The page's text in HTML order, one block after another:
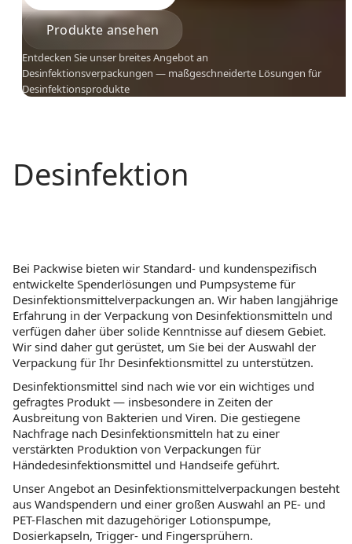
Produkte ansehen
Entdecken Sie unser breites Angebot an
Desinfektionsverpackungen — maßgeschneiderte Lösungen für
Desinfektionsprodukte
Desinfektion
Bei Packwise bieten wir Standard- und kundenspezifisch
entwickelte Spenderlösungen und Pumpsysteme für
Desinfektionsmittelverpackungen an. Wir haben langjährige
Erfahrung in der Verpackung von Desinfektionsmitteln und
verfügen daher über solide Kenntnisse auf diesem Gebiet.
Wir sind daher gut gerüstet, um Sie bei der Auswahl der
Verpackung für Ihr Desinfektionsmittel zu unterstützen.
Desinfektionsmittel sind nach wie vor ein wichtiges und
gefragtes Produkt — insbesondere in Zeiten der
Ausbreitung von Bakterien und Viren. Die gestiegene
Nachfrage nach Desinfektionsmitteln hat zu einer
verstärkten Produktion von Verpackungen für
Händedesinfektionsmittel und Handseife geführt.
Unser Angebot an Desinfektionsmittelverpackungen besteht
aus Wandspendern und einer großen Auswahl an PE- und
PET-Flaschen mit dazugehöriger Lotionspumpe,
Dosierkapseln, Trigger- und Fingersprühern.